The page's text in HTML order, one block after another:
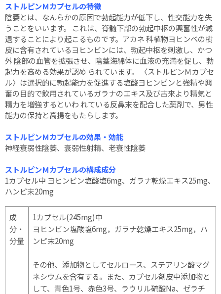
ストルピンＭカプセルの特徴
陰萎とは、なんらかの原因で勃起能力が低下し、性交能力を失
うことをいいます。 これは、脊髄下部の勃起中枢の興奮性が減
退することにより起こるものです。アカネ 科植物ヨヒンベの樹
皮に含有されているヨヒンビンには、勃起中枢を刺激し、かつ
外 陰部の血管を拡張させ、陰茎海綿体に血液の充満を促し、勃
起力を高める効果が認め られています。 〈ストルピンＭカプセ
ル〉は選択的に勃起能力を促進する塩酸ヨヒンビンと強精や興
奮の目的で飲用されているガラナのエキス及び古来より精気と
精力を増強するといわ れている反鼻末を配合した薬剤で、男性
能力の保持と高揚をもたらします。
ストルピンＭカプセルの効果・効能
神経衰弱性陰萎、衰弱性射精、老衰性陰萎
ストルピンＭカプセルの構成成分
1カプセル中 ヨヒンビン塩酸塩6mg、ガラナ乾燥エキス25mg、
ハンピ末20mg
成
分・
分量
1カプセル(245mg)中
ヨヒンビン塩酸塩6mg，ガラナ乾燥エキス25mg，ハ
ンピ末20mg
その他、添加物としてセルロース、ステアリン酸マグ
ネシウムを含有する。また、カプセル剤皮中添加物と
して、青色1号、赤色3号、ラウリル硫酸Na、ゼラチ